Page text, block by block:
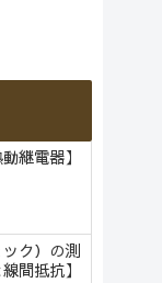
継電器】
ク）の測
間抵抗】